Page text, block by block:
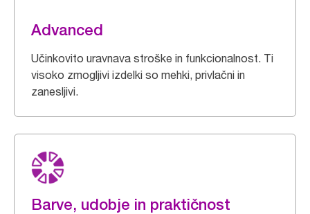
Advanced
Učinkovito uravnava stroške in funkcionalnost. Ti
visoko zmogljivi izdelki so mehki, privlačni in
zanesljivi.
Barve, udobje in praktičnost